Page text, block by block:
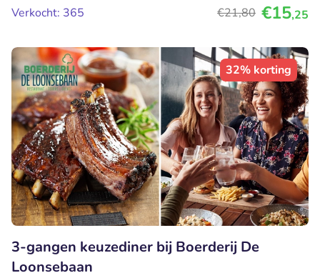
Verkocht: 365
€21,80 €15,25
32% korting
3-gangen keuzediner bij Boerderij De
Loonsebaan